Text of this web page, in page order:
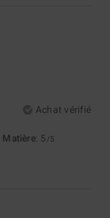
Achat vérifié
Matière: 5 /5